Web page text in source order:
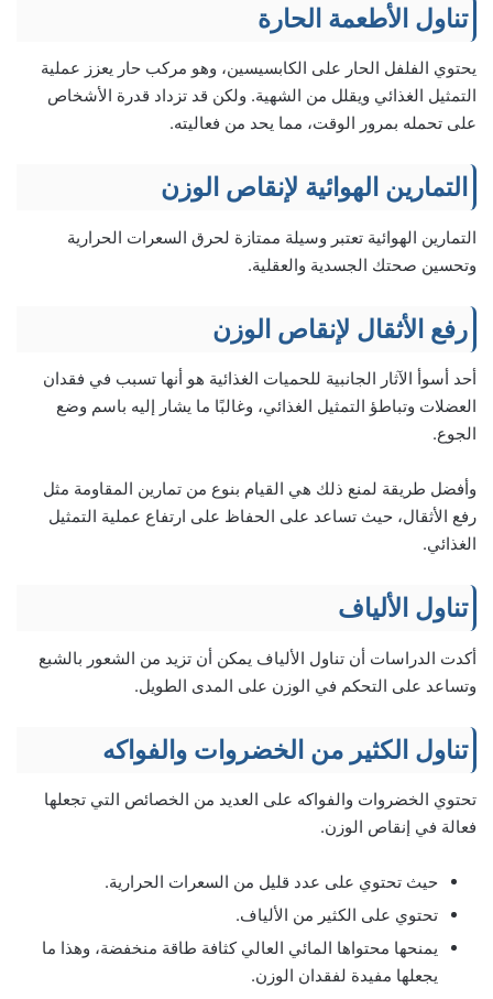
تناول الأطعمة الحارة
يحتوي الفلفل الحار على الكابسيسين، وهو مركب حار يعزز عملية
التمثيل الغذائي ويقلل من الشهية. ولكن قد تزداد قدرة الأشخاص
على تحمله بمرور الوقت، مما يحد من فعاليته.
التمارين الهوائية لإنقاص الوزن
التمارين الهوائية تعتبر وسيلة ممتازة لحرق السعرات الحرارية
وتحسين صحتك الجسدية والعقلية.
رفع الأثقال لإنقاص الوزن
أحد أسوأ الآثار الجانبية للحميات الغذائية هو أنها تسبب في فقدان
العضلات وتباطؤ التمثيل الغذائي، وغالبًا ما يشار إليه باسم وضع
الجوع.
وأفضل طريقة لمنع ذلك هي القيام بنوع من تمارين المقاومة مثل
رفع الأثقال، حيث تساعد على الحفاظ على ارتفاع عملية التمثيل
الغذائي.
تناول الألياف
أكدت الدراسات أن تناول الألياف يمكن أن تزيد من الشعور بالشبع
وتساعد على التحكم في الوزن على المدى الطويل.
تناول الكثير من الخضروات والفواكه
تحتوي الخضروات والفواكه على العديد من الخصائص التي تجعلها
فعالة في إنقاص الوزن.
حيث تحتوي على عدد قليل من السعرات الحرارية.
تحتوي على الكثير من الألياف.
يمنحها محتواها المائي العالي كثافة طاقة منخفضة، وهذا ما
يجعلها مفيدة لفقدان الوزن.